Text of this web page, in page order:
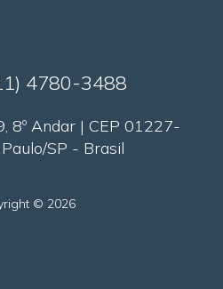
4780-3488
8º Andar | CEP 01227-
SP - Brasil
© 2026